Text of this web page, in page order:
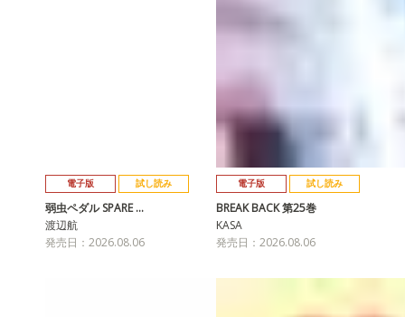
電子版 試し読み
弱虫ペダル SPARE …
渡辺航
発売日：2026.08.06
電子版 試し読み
BREAK BACK 第25巻
KASA
発売日：2026.08.06